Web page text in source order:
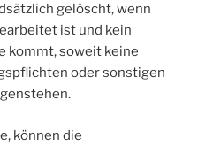
gelöscht, wenn
ist und kein
kommt, soweit keine
oder sonstigen
können die